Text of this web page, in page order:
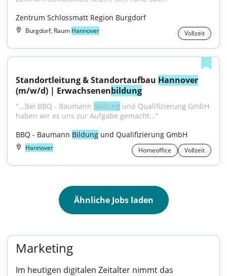
Zentrum Schlossmatt Region Burgdorf
Burgdorf, Raum Hannover Vollzeit
Standortleitung & Standortaufbau Hannover
(m/w/d) | Erwachsenenbildung
"...Bei BBQ - Baumann Bildung und Qualifizierung GmbH
haben wir es uns zur Aufgabe gemacht..."
BBQ - Baumann Bildung und Qualifizierung GmbH
Hannover Homeoffice Vollzeit
Ähnliche Jobs laden
Marketing
Im heutigen digitalen Zeitalter nimmt das